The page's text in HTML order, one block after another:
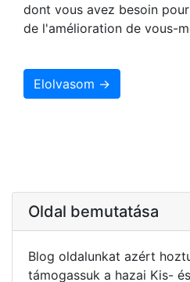
dont vous avez besoin
de l'amélioration de vous-
Elolvasom →
Oldal bemutatása
Blog oldalunkat azért
támogassuk a hazai Kis-